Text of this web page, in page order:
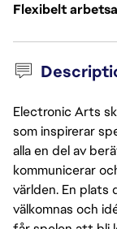
Flexibelt
Electronic Arts
som inspirerar
alla en del av
kommunicerar
världen. En plats
välkomnas och